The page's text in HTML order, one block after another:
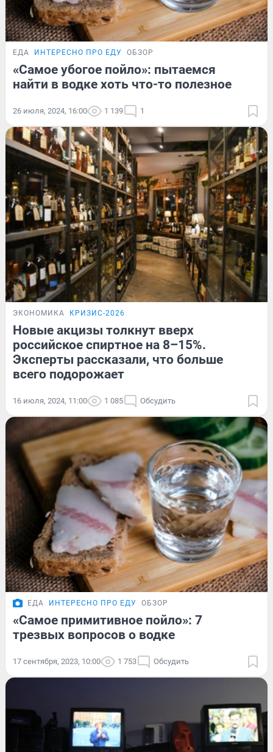
ЕДА ИНТЕРЕСНО ПРО ЕДУ ОБЗОР
«Самое убогое пойло»: пытаемся
найти в водке хоть что-то полезное
26 июля, 2024, 16:00 1 139 1
ЭКОНОМИКА КРИЗИС-2026
Новые акцизы толкнут вверх
российское спиртное на 8–15%.
Эксперты рассказали, что больше
всего подорожает
16 июля, 2024, 11:00 1 085 Обсудить
ЕДА ИНТЕРЕСНО ПРО ЕДУ ОБЗОР
«Самое примитивное пойло»: 7
трезвых вопросов о водке
17 сентября, 2023, 10:00 1 753 Обсудить